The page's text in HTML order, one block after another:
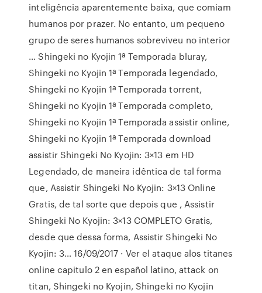
inteligência aparentemente baixa, que comiam
humanos por prazer. No entanto, um pequeno
grupo de seres humanos sobreviveu no interior
… Shingeki no Kyojin 1ª Temporada bluray,
Shingeki no Kyojin 1ª Temporada legendado,
Shingeki no Kyojin 1ª Temporada torrent,
Shingeki no Kyojin 1ª Temporada completo,
Shingeki no Kyojin 1ª Temporada assistir online,
Shingeki no Kyojin 1ª Temporada download
assistir Shingeki No Kyojin: 3×13 em HD
Legendado, de maneira idêntica de tal forma
que, Assistir Shingeki No Kyojin: 3×13 Online
Gratis, de tal sorte que depois que , Assistir
Shingeki No Kyojin: 3×13 COMPLETO Gratis,
desde que dessa forma, Assistir Shingeki No
Kyojin: 3… 16/09/2017 · Ver el ataque alos titanes
online capitulo 2 en español latino, attack on
titan, Shingeki no Kyojin, Shingeki no Kyojin